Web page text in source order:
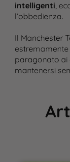
intelligenti,
l’obbedienza​.
Il Manchester
estremamente
paragonato ai
mantenersi